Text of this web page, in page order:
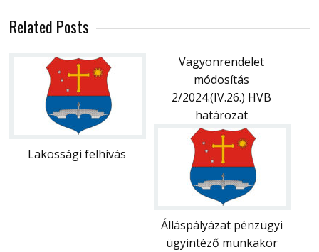
Related Posts
Lakossági felhívás
Vagyonrendelet
módosítás
2/2024.(IV.26.) HVB
határozat
Álláspályázat pénzügyi
ügyintéző munkakör